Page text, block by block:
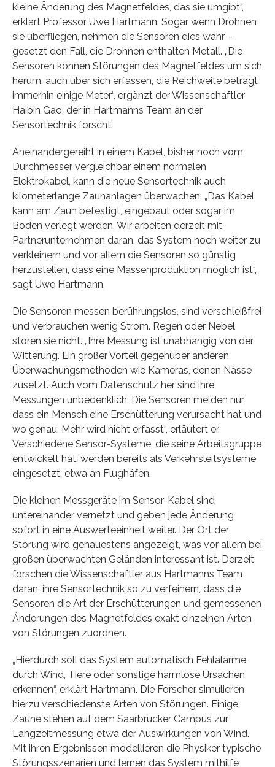
kleine Änderung des Magnetfeldes, das sie umgibt“,
erklärt Professor Uwe Hartmann. Sogar wenn Drohnen
sie überfliegen, nehmen die Sensoren dies wahr –
gesetzt den Fall, die Drohnen enthalten Metall. „Die
Sensoren können Störungen des Magnetfeldes um sich
herum, auch über sich erfassen, die Reichweite beträgt
immerhin einige Meter“, ergänzt der Wissenschaftler
Haibin Gao, der in Hartmanns Team an der
Sensortechnik forscht.
Aneinandergereiht in einem Kabel, bisher noch vom
Durchmesser vergleichbar einem normalen
Elektrokabel, kann die neue Sensortechnik auch
kilometerlange Zaunanlagen überwachen: „Das Kabel
kann am Zaun befestigt, eingebaut oder sogar im
Boden verlegt werden. Wir arbeiten derzeit mit
Partnerunternehmen daran, das System noch weiter zu
verkleinern und vor allem die Sensoren so günstig
herzustellen, dass eine Massenproduktion möglich ist“,
sagt Uwe Hartmann.
Die Sensoren messen berührungslos, sind verschleißfrei
und verbrauchen wenig Strom. Regen oder Nebel
stören sie nicht. „Ihre Messung ist unabhängig von der
Witterung. Ein großer Vorteil gegenüber anderen
Überwachungsmethoden wie Kameras, denen Nässe
zusetzt. Auch vom Datenschutz her sind ihre
Messungen unbedenklich: Die Sensoren melden nur,
dass ein Mensch eine Erschütterung verursacht hat und
wo genau. Mehr wird nicht erfasst“, erläutert er.
Verschiedene Sensor-Systeme, die seine Arbeitsgruppe
entwickelt hat, werden bereits als Verkehrsleitsysteme
eingesetzt, etwa an Flughäfen.
Die kleinen Messgeräte im Sensor-Kabel sind
untereinander vernetzt und geben jede Änderung
sofort in eine Auswerteeinheit weiter. Der Ort der
Störung wird genauestens angezeigt, was vor allem bei
großen überwachten Geländen interessant ist. Derzeit
forschen die Wissenschaftler aus Hartmanns Team
daran, ihre Sensortechnik so zu verfeinern, dass die
Sensoren die Art der Erschütterungen und gemessenen
Änderungen des Magnetfeldes exakt einzelnen Arten
von Störungen zuordnen.
„Hierdurch soll das System automatisch Fehlalarme
durch Wind, Tiere oder sonstige harmlose Ursachen
erkennen“, erklärt Hartmann. Die Forscher simulieren
hierzu verschiedenste Arten von Störungen. Einige
Zäune stehen auf dem Saarbrücker Campus zur
Langzeitmessung etwa der Auswirkungen von Wind.
Mit ihren Ergebnissen modellieren die Physiker typische
Störungsszenarien und lernen das System mithilfe